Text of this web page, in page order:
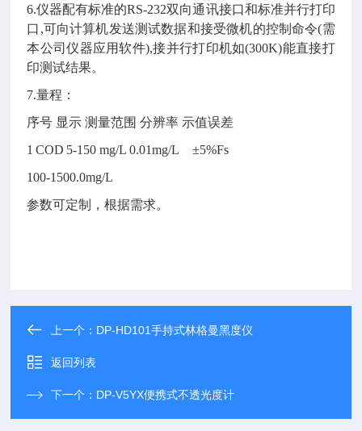
6.仪器配有标准的RS-232双向通讯接口和标准并行打印
口,可向计算机发送测试数据和接受微机的控制命令(需
本公司仪器应用软件),接并行打印机如(300K)能直接打
印测试结果。
7.量程：
序号 显示 测量范围 分辨率 示值误差
1 COD 5-150 mg/L 0.01mg/L ±5%Fs
100-1500.0mg/L
参数可定制，根据需求。
上一个： DP-HD101手持式林格曼黑度仪
返回列表
下一个： DP-V5YX便携式不透光度计